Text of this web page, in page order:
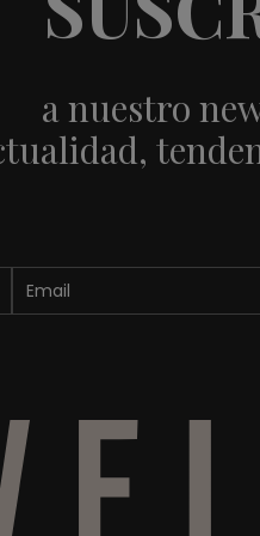
a nuestro